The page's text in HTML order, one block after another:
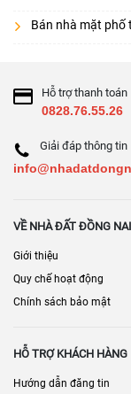
Bán nhà mặt phố
Hỗ trợ thanh toán
0828.76.55.26
Giải đáp thông tin
VỀ NHÀ ĐẤT ĐỒNG
Giới thiệu
Quy chế hoạt động
Chính sách bảo mật
HỖ TRỢ KHÁCH HÀNG
Hướng dẫn đăng tin